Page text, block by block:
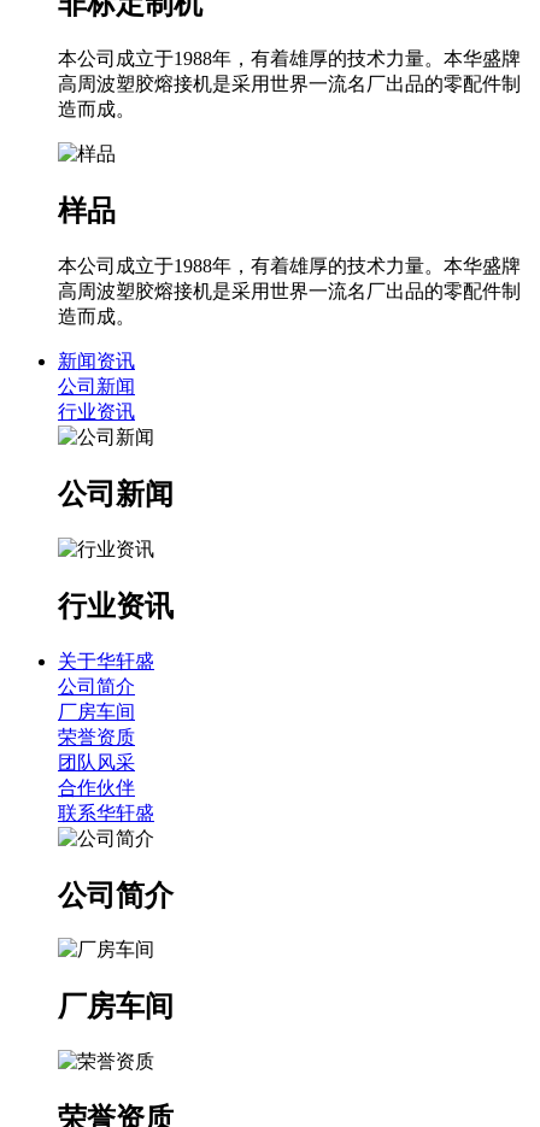
本公司成立于1988年，有着雄厚的技术力量。本华盛牌
高周波塑胶熔接机是采用世界一流名厂出品的零配件制
造而成。
样品
本公司成立于1988年，有着雄厚的技术力量。本华盛牌
高周波塑胶熔接机是采用世界一流名厂出品的零配件制
造而成。
新闻资讯
公司新闻
行业资讯
公司新闻
行业资讯
关于华轩盛
公司简介
厂房车间
荣誉资质
团队风采
合作伙伴
联系华轩盛
公司简介
厂房车间
荣誉资质